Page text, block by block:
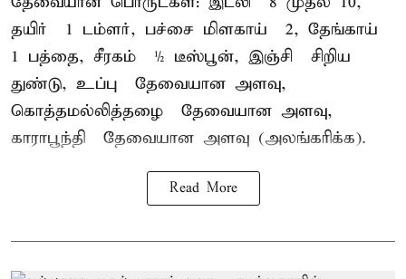
தயிர் – 1 டம்ளர், பச்சை மிளகாய் – 2, தேங்காய் –
1 பத்தை, சீரகம் – ½ டீஸ்பூன், இஞ்சி – சிறிய
துண்டு, உப்பு – தேவையான அளவு,
கொத்தமல்லித்தழை – தேவையான அளவு,
காராபூந்தி – தேவையான அளவு (அலங்கரிக்க).
Read More